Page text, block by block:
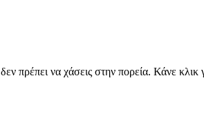
πρέπει να χάσεις στην πορεία. Κάνε